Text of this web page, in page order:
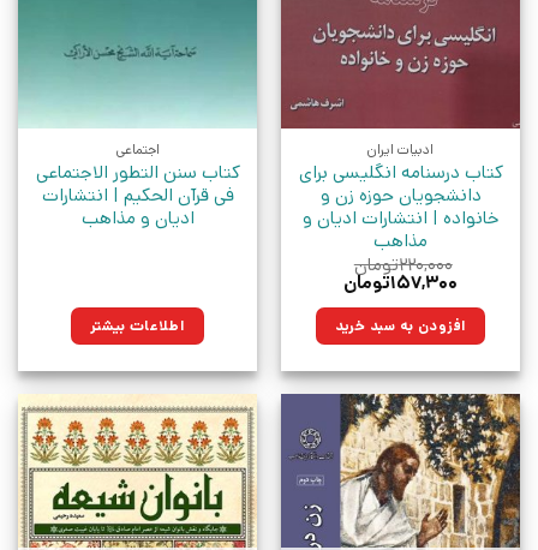
ادبیات ایران
کتاب درسنامه انگلیسی برای
دانشجویان حوزه زن و
خانواده | انتشارات ادیان و
مذاهب
۲۲۰,۰۰۰تومان
قیمت
۲۲۰,۰۰۰تومان
بود.
۱۵۷,۳۰۰تومان
۱۵۷,۳۰۰تومان.افزودن به سبد خرید
اجتماعی
کتاب سنن التطور الاجتماعی
فی قرآن الحکیم | انتشارات
ادیان و مذاهب
اطلاعات بیشتر